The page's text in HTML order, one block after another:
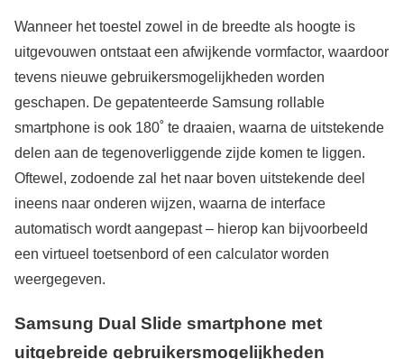
Wanneer het toestel zowel in de breedte als hoogte is
uitgevouwen ontstaat een afwijkende vormfactor, waardoor
tevens nieuwe gebruikersmogelijkheden worden
geschapen. De gepatenteerde Samsung rollable
smartphone is ook 180˚ te draaien, waarna de uitstekende
delen aan de tegenoverliggende zijde komen te liggen.
Oftewel, zodoende zal het naar boven uitstekende deel
ineens naar onderen wijzen, waarna de interface
automatisch wordt aangepast – hierop kan bijvoorbeeld
een virtueel toetsenbord of een calculator worden
weergegeven.
Samsung Dual Slide smartphone met
uitgebreide gebruikersmogelijkheden